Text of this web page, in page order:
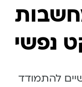
ממחשבות
נפשי
להתמודד